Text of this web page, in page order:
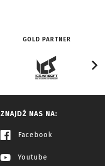
GOLD PARTNER
ZNAJDŹ NAS NA:
Facebook
Youtube